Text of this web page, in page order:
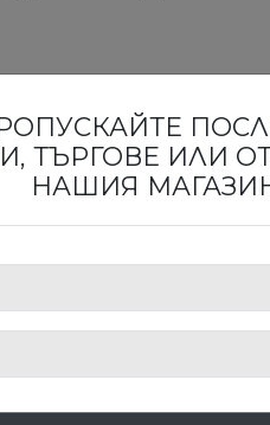
ЩЕ НАУЧАТ ЗА
Абонирайте се за нашия
ТЪРГОВЕ ИЛИ
НАШИЯ